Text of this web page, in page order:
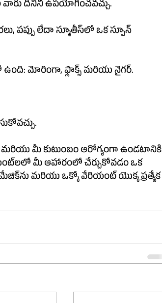
వారు దీనిని ఉపయోగించవచ్చు.
స్మూతీస్‌లో ఒక స్పూన్
అందుబాటులో ఉంది: మోరింగా, ఫ్లాక్స్ మరియు నైగర్.
మీ కుటుంబం ఆరోగ్యంగా ఉండటానికి